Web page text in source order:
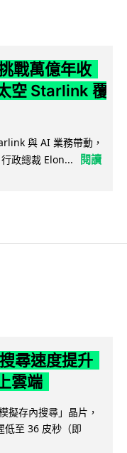
戰萬億年收
空 Starlink 覆
與 AI 業務帶動，
政總裁 Elon...
閱讀
尋速度提升
雲端
擬存內搜尋」晶片，
低至 36 皮秒（即